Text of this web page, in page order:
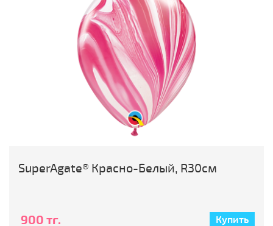
SuperAgate® Красно-Белый, R30см
900 тг. Купить